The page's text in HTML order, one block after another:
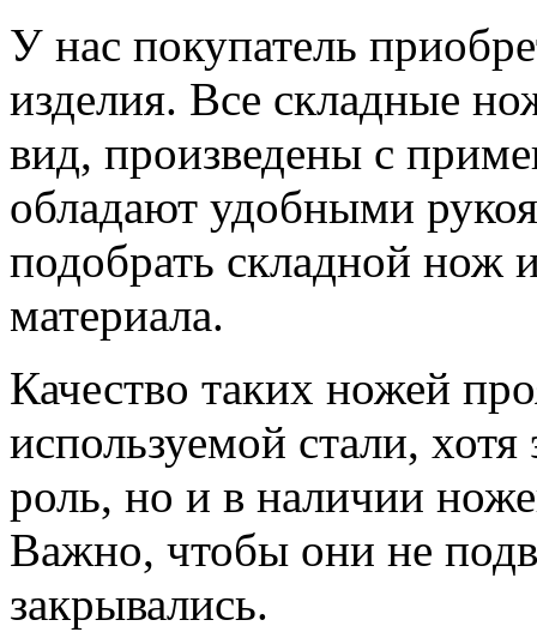
У нас покупатель
изделия. Все складные
вид, произведены с
обладают удобными
подобрать складной нож
материала.
Качество таких ножей
используемой стали,
роль, но и в наличии
Важно, чтобы они не
закрывались.